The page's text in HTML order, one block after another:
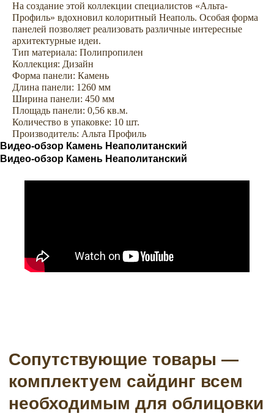
На создание этой коллекции специалистов «Альта-
Профиль» вдохновил колоритный Неаполь. Особая форма
панелей позволяет реализовать различные интересные
архитектурные идеи.
Тип материала: Полипропилен
Коллекция: Дизайн
Форма панели: Камень
Длина панели: 1260 мм
Ширина панели: 450 мм
Площадь панели: 0,56 кв.м.
Количество в упаковке: 10 шт.
Производитель: Альта Профиль
Видео-обзор Камень Неаполитанский
Видео-обзор Камень Неаполитанский
Сопутствующие товары —
комплектуем сайдинг всем
необходимым для облицовки
дома
Аксессуары Софиты
Водосточные системы
Подсистема Пленки